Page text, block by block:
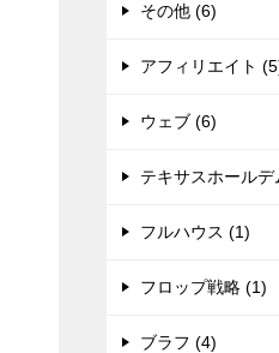
その他 (6)
アフィリエイト
ウェブ (6)
テキサスホール
フルハウス (1)
フロップ戦略 (1)
ブラフ (4)